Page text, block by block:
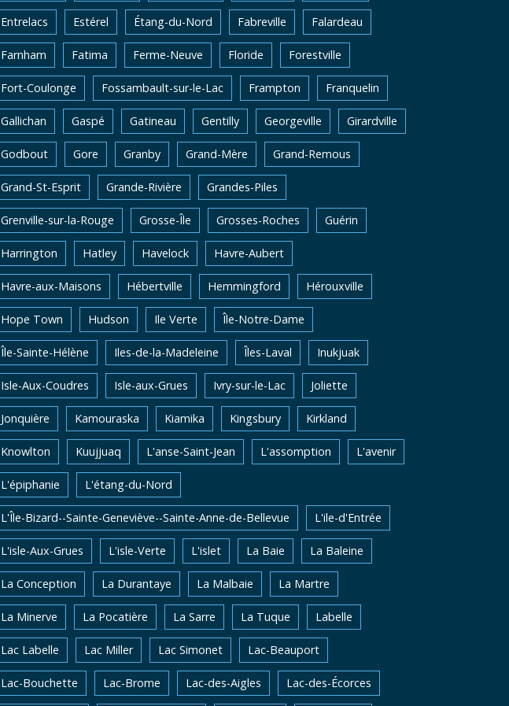
Entrelacs Estérel Étang-du-Nord Fabreville Falardeau
Farnham Fatima Ferme-Neuve Floride Forestville
Fort-Coulonge Fossambault-sur-le-Lac Frampton Franquelin
Gallichan Gaspé Gatineau Gentilly Georgeville Girardville
Godbout Gore Granby Grand-Mère Grand-Remous
Grand-St-Esprit Grande-Rivière Grandes-Piles
Grenville-sur-la-Rouge Grosse-Île Grosses-Roches Guérin
Harrington Hatley Havelock Havre-Aubert
Havre-aux-Maisons Hébertville Hemmingford Hérouxville
Hope Town Hudson Ile Verte Île-Notre-Dame
Île-Sainte-Hélène Iles-de-la-Madeleine Îles-Laval Inukjuak
Isle-Aux-Coudres Isle-aux-Grues Ivry-sur-le-Lac Joliette
Jonquière Kamouraska Kiamika Kingsbury Kirkland
Knowlton Kuujjuaq L'anse-Saint-Jean L'assomption L'avenir
L'épiphanie L'étang-du-Nord
L'Île-Bizard--Sainte-Geneviève--Sainte-Anne-de-Bellevue L'ile-d'Entrée
L'isle-Aux-Grues L'isle-Verte L'islet La Baie La Baleine
La Conception La Durantaye La Malbaie La Martre
La Minerve La Pocatière La Sarre La Tuque Labelle
Lac Labelle Lac Miller Lac Simonet Lac-Beauport
Lac-Bouchette Lac-Brome Lac-des-Aigles Lac-des-Écorces